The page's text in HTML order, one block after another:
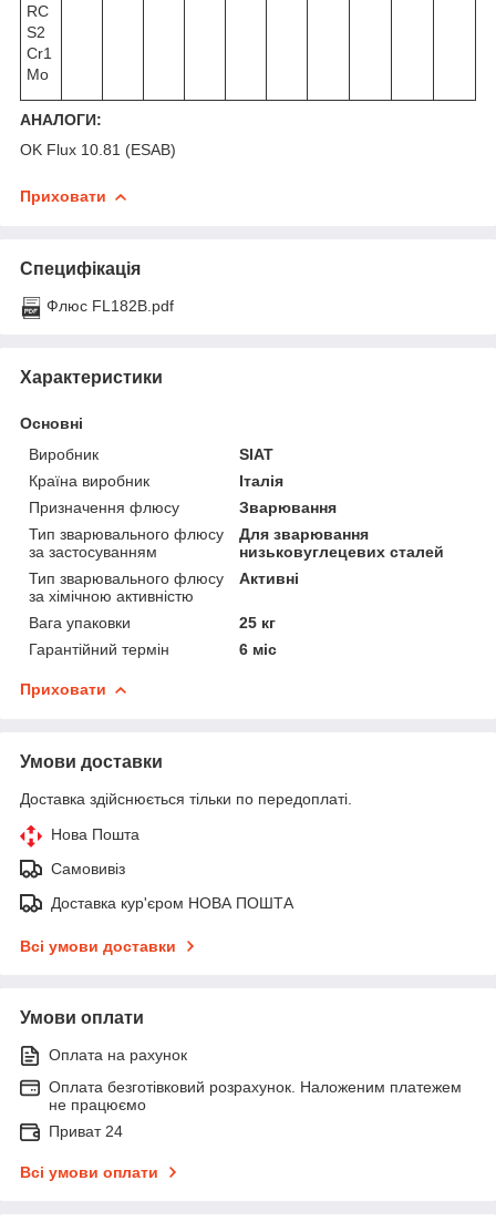
RC
S2
Cr1
Mo
АНАЛОГИ:
OK Flux 10.81 (ESAB)
Приховати
Специфікація
Флюс FL182B.pdf
Характеристики
Основні
Виробник
SIAT
Країна виробник
Італія
Призначення флюсу
Зварювання
Тип зварювального флюсу
за застосуванням
Для зварювання
низьковуглецевих сталей
Тип зварювального флюсу
за хімічною активністю
Активні
Вага упаковки
25 кг
Гарантійний термін
6 міс
Приховати
Умови доставки
Доставка здійснюється тільки по передоплаті.
Нова Пошта
Самовивіз
Доставка кур'єром НОВА ПОШТА
Всі умови доставки
Умови оплати
Оплата на рахунок
Оплата безготівковий розрахунок. Наложеним платежем
не працюємо
Приват 24
Всі умови оплати